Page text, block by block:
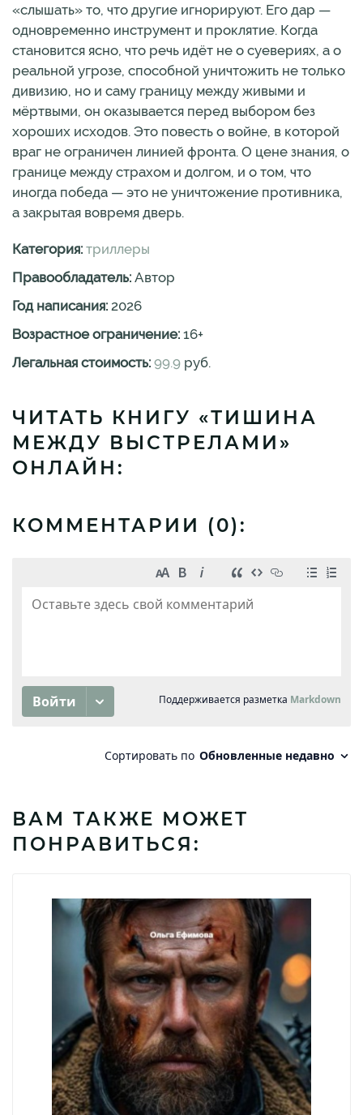
«слышать» то, что другие игнорируют. Его дар —
одновременно инструмент и проклятие. Когда
становится ясно, что речь идёт не о суевериях, а о
реальной угрозе, способной уничтожить не только
дивизию, но и саму границу между живыми и
мёртвыми, он оказывается перед выбором без
хороших исходов. Это повесть о войне, в которой
враг не ограничен линией фронта. О цене знания, о
границе между страхом и долгом, и о том, что
иногда победа — это не уничтожение противника,
а закрытая вовремя дверь.
Категория: триллеры
Правообладатель: Автор
Год написания: 2026
Возрастное ограничение: 16+
Легальная стоимость: 99.9 руб.
ЧИТАТЬ КНИГУ «ТИШИНА
МЕЖДУ ВЫСТРЕЛАМИ»
ОНЛАЙН:
КОММЕНТАРИИ (0):
ВАМ ТАКЖЕ МОЖЕТ
ПОНРАВИТЬСЯ: